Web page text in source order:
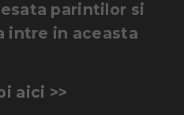
parintilor si
intre in aceasta
aici >>